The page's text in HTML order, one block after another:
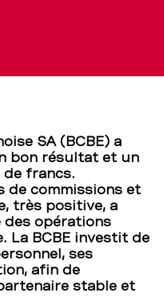
SA (BCBE) a
bon résultat et un
de francs.
de commissions et
très positive, a
des opérations
La BCBE investit de
ses
afin de
stable et